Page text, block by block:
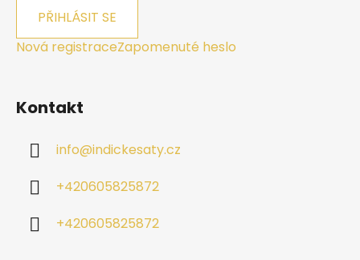
PŘIHLÁSIT SE
Nová registraceZapomenuté heslo
Kontakt
info@indickesaty.cz
+420605825872
+420605825872